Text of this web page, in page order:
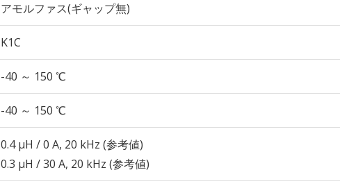
アモルファス(ギャップ無)
K1C
-40 ～ 150 ℃
-40 ～ 150 ℃
0.4 μH / 0 A, 20 kHz (参考値)
0.3 μH / 30 A, 20 kHz (参考値)